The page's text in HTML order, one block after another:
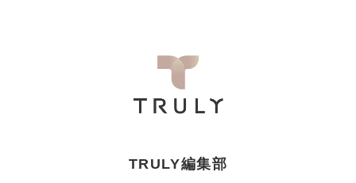
TRULY編集部